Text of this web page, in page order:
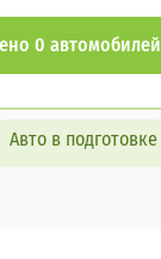
0 автомобилей
Авто в подготовке